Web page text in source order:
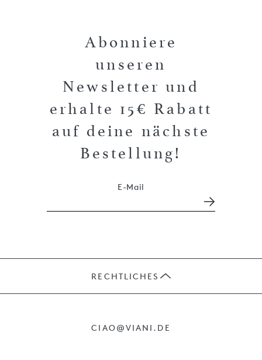
Abonniere
unseren
Newsletter und
erhalte 15€ Rabatt
auf deine nächste
Bestellung!
E-Mail
RECHTLICHES
CIAO@VIANI.DE